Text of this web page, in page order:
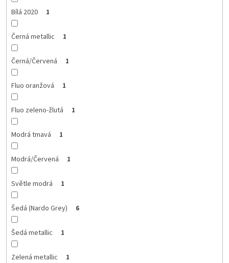
Bílá 2020 1
Černá metallic 1
Černá/Červená 1
Fluo oranžová 1
Fluo zeleno-žlutá 1
Modrá tmavá 1
Modrá/Červená 1
Světle modrá 1
Šedá (Nardo Grey) 6
Šedá metallic 1
Zelená metallic 1